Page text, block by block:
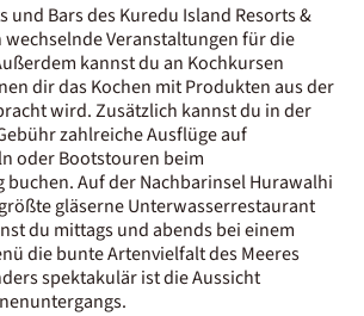
und Bars des Kuredu Island Resorts &
Veranstaltungen für die
kannst du an Kochkursen
dir das Kochen mit Produkten aus der
wird. Zusätzlich kannst du in der
zahlreiche Ausflüge auf
oder Bootstouren beim
Auf der Nachbarinsel Hurawalhi
gläserne Unterwasserrestaurant
du mittags und abends bei einem
die bunte Artenvielfalt des Meeres
spektakulär ist die Aussicht